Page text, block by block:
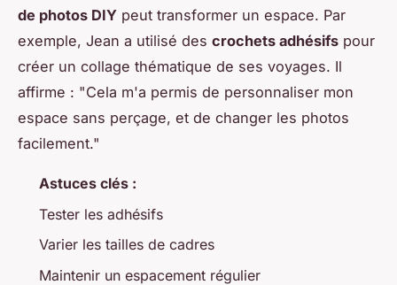
de photos DIY peut transformer un espace. Par
exemple, Jean a utilisé des crochets adhésifs pour
créer un collage thématique de ses voyages. Il
affirme : "Cela m'a permis de personnaliser mon
espace sans perçage, et de changer les photos
facilement."
Astuces clés :
Tester les adhésifs
Varier les tailles de cadres
Maintenir un espacement régulier